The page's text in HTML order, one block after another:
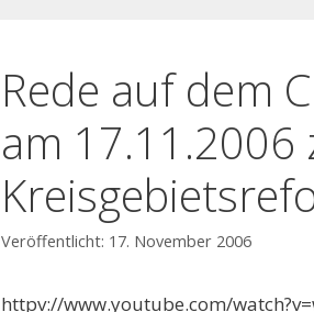
Rede auf dem
am 17.11.2006
17. November 2006
httpv://www.youtube.com/